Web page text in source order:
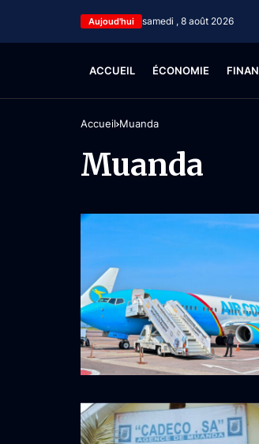
Aujoud'hui samedi , 8 août 2026
ACCUEIL ÉCONOMIE
Accueil Muanda
Muanda